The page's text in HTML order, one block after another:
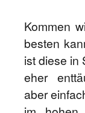
Kommen
besten
ist diese in
eher
aber